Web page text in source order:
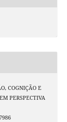
COGNIÇÃO E
PERSPECTIVA